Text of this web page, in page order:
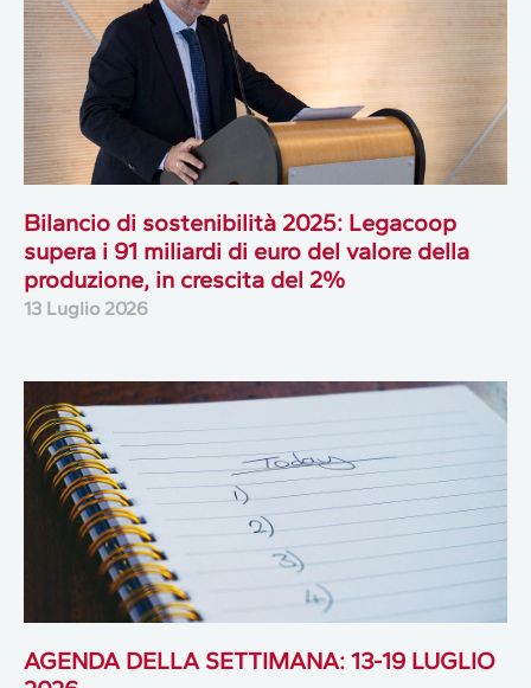
Bilancio di sostenibilità 2025: Legacoop
supera i 91 miliardi di euro del valore della
produzione, in crescita del 2%
13 Luglio 2026
AGENDA DELLA SETTIMANA: 13-19 LUGLIO